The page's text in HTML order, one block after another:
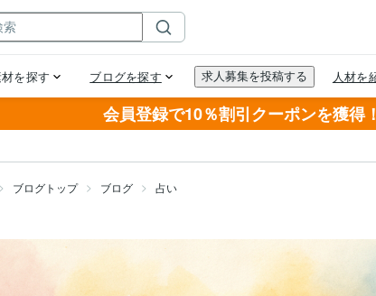
会員登録で10％割引クーポンを獲得！
ブログトップ ブログ 占い